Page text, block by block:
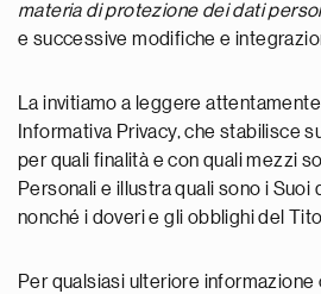
materia di protezione dei dati
e successive modifiche e
La invitiamo a leggere
Informativa Privacy, che stabilisce
per quali finalità e con quali mezzi
Personali e illustra quali sono i Suoi
nonché i doveri e gli obblighi del
Per qualsiasi ulteriore